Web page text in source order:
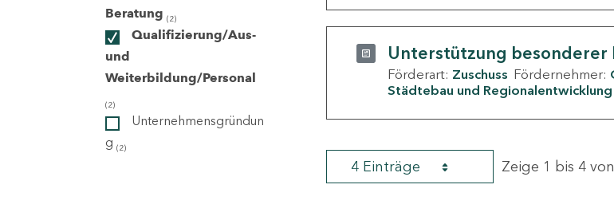
Beratung (2)
Qualifizierung/Aus-
und
Weiterbildung/Personal
(2)
Unternehmensgründun
g (2)
Unterstützung
Förderart: Zuschuss Fördernehmer:
Städtebau und Regionalentwicklung
4 Einträge Zeige 1 bis 4